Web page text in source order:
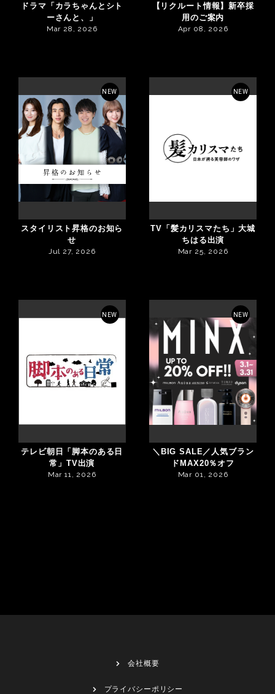
ドラマ「カラちゃんとシト
ーさんと、」
Mar 28, 2026
【リクルート情報】新卒採
用のご案内
Apr 08, 2026
NEW
スタイリスト昇格のお知ら
せ
Jul 27, 2026
NEW
TV「髪カリスマたち」大城
ちはる出演
Mar 25, 2026
NEW
テレビ朝日「脚本のある日
常」TV出演
Mar 11, 2026
NEW
＼BIG SALE／人気ブラン
ドMAX20％オフ
Mar 01, 2026
会社概要
プライバシーポリシー